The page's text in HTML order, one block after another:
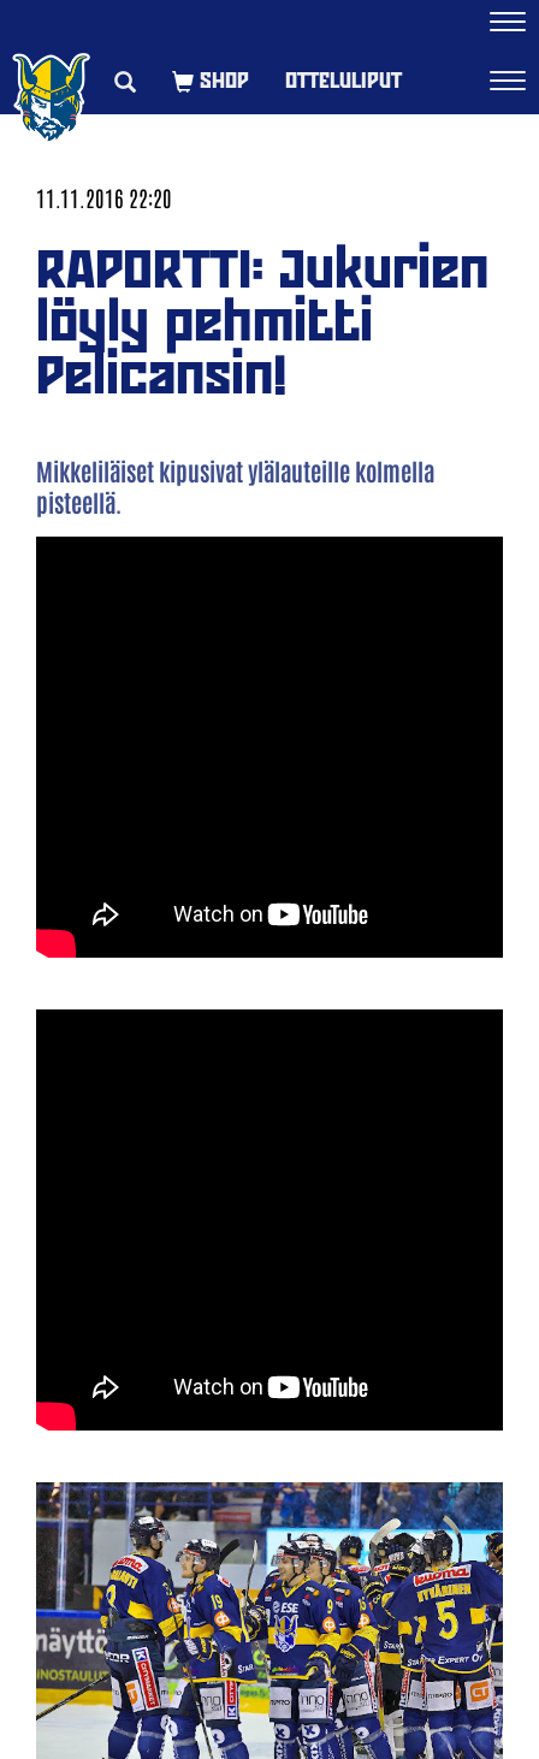
OTTELULIPUT
11.11.2016 22:20
RAPORTTI: Jukurien
löyly pehmitti
Pelicansin!
Mikkeliläiset kipusivat ylälauteille kolmella
pisteellä.